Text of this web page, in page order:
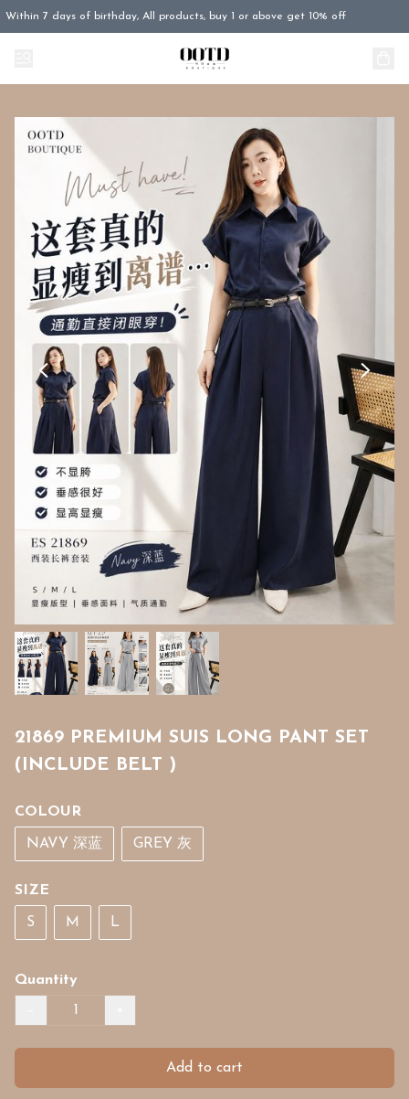
Within 7 days of birthday, All products, buy 1 or above get 10% off
21869 PREMIUM SUIS LONG PANT SET
(INCLUDE BELT )
COLOUR
NAVY 深蓝 GREY 灰
SIZE
S M L
Quantity
Add to cart